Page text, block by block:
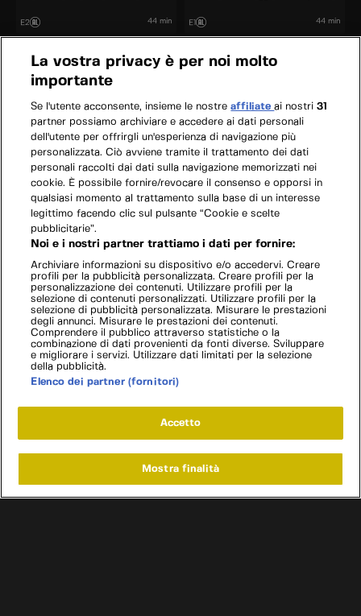
sarebbero “maledette” e
anche a distanza di anni da quei
E2 44 min
un viaggio su strada da Los Angeles a
E1 44 min
La vostra privacy è per noi molto
importante
Se l'utente acconsente, insieme le nostreaffiliateai nostri31
partner possiamo archiviare e accedere ai dati personali
dell'utente per offrirgli un'esperienza di navigazione più
personalizzata. Ciò avviene tramite il trattamento dei dati
personali raccolti dai dati sulla navigazione memorizzati nei
cookie. È possibile fornire/revocare il consenso e opporsi in
qualsiasi momento al trattamento sulla base di un interesse
legittimo facendo clic sul pulsante “Cookie e scelte
pubblicitarie”.
Noi e i nostri partner trattiamo i dati per fornire:
Archiviare informazioni su dispositivo e/o accedervi. Creare
profili per la pubblicità personalizzata. Creare profili per la
personalizzazione dei contenuti. Utilizzare profili per la
selezione di contenuti personalizzati. Utilizzare profili per la
selezione di pubblicità personalizzata. Misurare le prestazioni
degli annunci. Misurare le prestazioni dei contenuti.
Comprendere il pubblico attraverso statistiche o la
combinazione di dati provenienti da fonti diverse. Sviluppare
e migliorare i servizi. Utilizzare dati limitati per la selezione
della pubblicità.
Elenco dei partner (fornitori)
Accetto
Mostra finalità